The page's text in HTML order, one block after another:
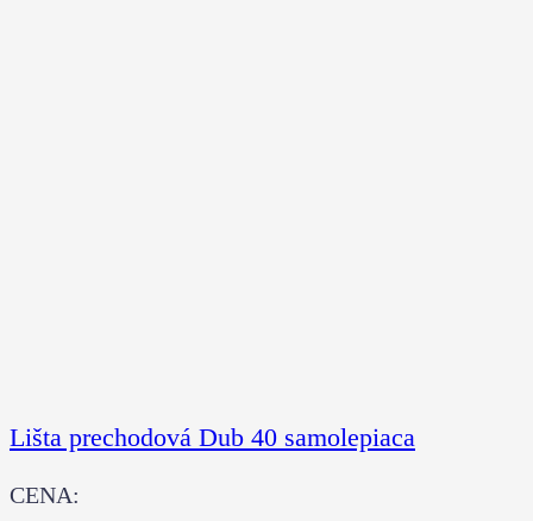
Lišta prechodová Dub 40 samolepiaca
CENA: